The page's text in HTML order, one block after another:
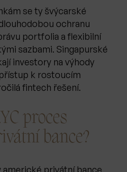
se ty švýcarské
ochranu
portfolia a flexibilní
sazbami. Singapurské
investory na výhody
k rostoucím
fintech řešení.
proces
bance?
privátní bance